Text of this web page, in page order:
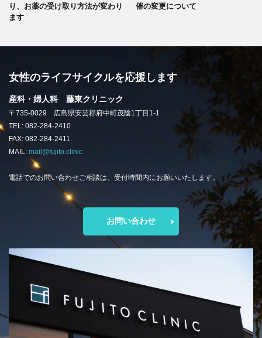
り、お薬の受け取り方法が変わり
ます
催の変更について
女性のライフサイクルを応援します
産科・婦人科 藤東クリニック
〒735-0029 広島県安芸郡府中町茂陰1丁目1-1
TEL: 082-284-2410
FAX: 082-284-2411
MAIL: mail@fujito.clinic
電話でのお問い合わせご相談は、受付時間内にお願いいたします。
お問い合わせ